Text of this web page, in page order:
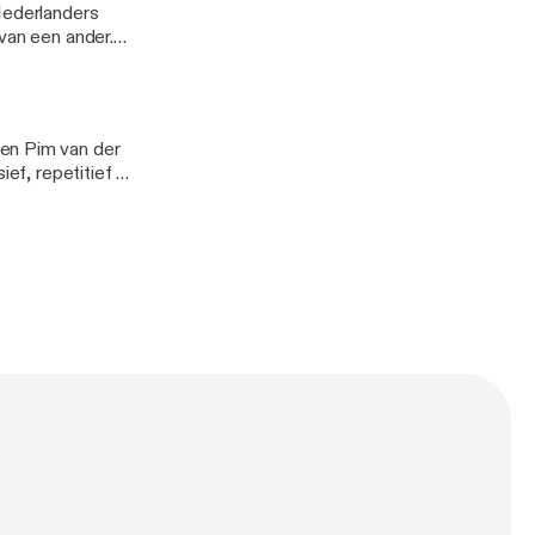
een ander.
heen
Hij
in
Pim van der
en